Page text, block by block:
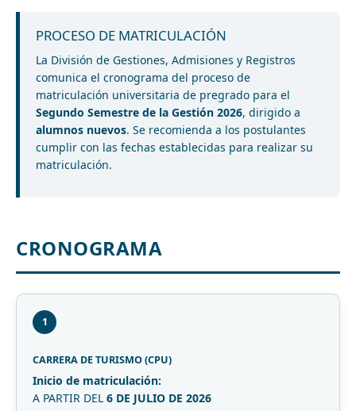
PROCESO DE MATRICULACIÓN
La División de Gestiones, Admisiones y Registros
comunica el cronograma del proceso de
matriculación universitaria de pregrado para el
Segundo Semestre de la Gestión 2026, dirigido a
alumnos nuevos. Se recomienda a los postulantes
cumplir con las fechas establecidas para realizar su
matriculación.
CRONOGRAMA
1
CARRERA DE TURISMO (CPU)
Inicio de matriculación:
A PARTIR DEL 6 DE JULIO DE 2026